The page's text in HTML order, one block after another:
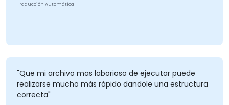
Traducción Automática
"Que mi archivo mas laborioso de ejecutar puede
realizarse mucho más rápido dandole una estructura
correcta"